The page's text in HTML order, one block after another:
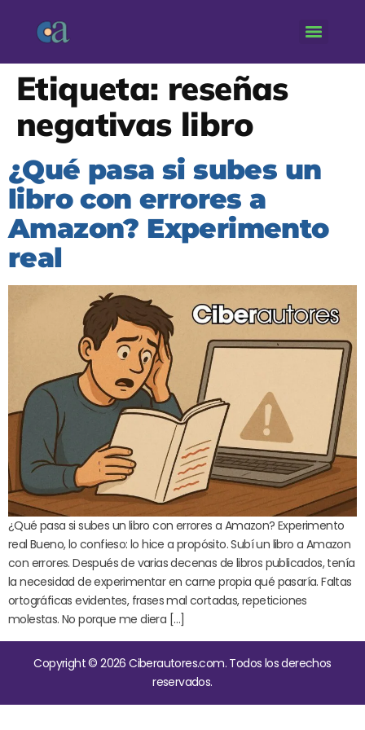
Etiqueta: reseñas
negativas libro
¿Qué pasa si subes un
libro con errores a
Amazon? Experimento
real
¿Qué pasa si subes un libro con errores a Amazon? Experimento
real Bueno, lo confieso: lo hice a propósito. Subí un libro a Amazon
con errores. Después de varias decenas de libros publicados, tenía
la necesidad de experimentar en carne propia qué pasaría. Faltas
ortográficas evidentes, frases mal cortadas, repeticiones
molestas. No porque me diera […]
Copyright © 2026 Ciberautores.com. Todos los derechos
reservados.